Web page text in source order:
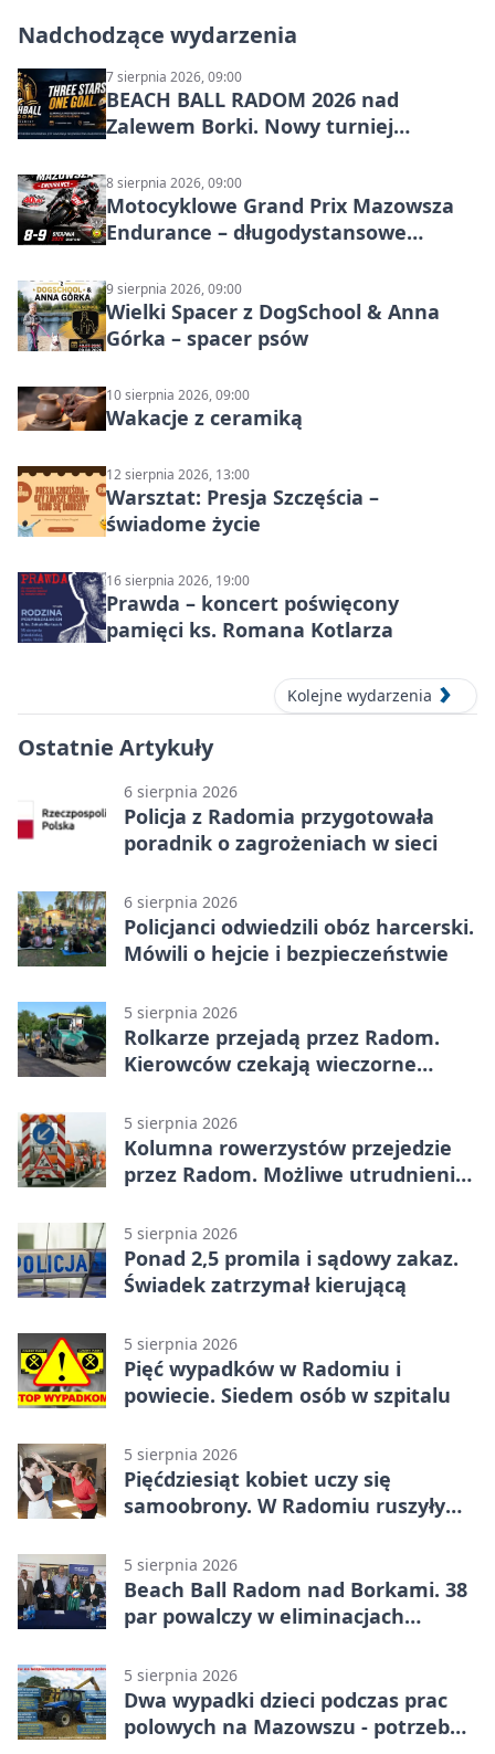
Nadchodzące wydarzenia
7 sierpnia 2026, 09:00
BEACH BALL RADOM 2026 nad
Zalewem Borki. Nowy turniej
8 sierpnia 2026, 09:00
Motocyklowe Grand Prix Mazowsza
Endurance – długodystansowe
9 sierpnia 2026, 09:00
Wielki Spacer z DogSchool & Anna
Górka – spacer psów
10 sierpnia 2026, 09:00
Wakacje z ceramiką
12 sierpnia 2026, 13:00
Warsztat: Presja Szczęścia –
świadome życie
16 sierpnia 2026, 19:00
Prawda – koncert poświęcony
pamięci ks. Romana Kotlarza
Kolejne wydarzenia
Ostatnie Artykuły
6 sierpnia 2026
Policja z Radomia przygotowała
poradnik o zagrożeniach w sieci
6 sierpnia 2026
Policjanci odwiedzili obóz harcerski.
Mówili o hejcie i bezpieczeństwie
5 sierpnia 2026
Rolkarze przejadą przez Radom.
Kierowców czekają wieczorne
5 sierpnia 2026
Kolumna rowerzystów przejedzie
przez Radom. Możliwe utrudnienia
5 sierpnia 2026
Ponad 2,5 promila i sądowy zakaz.
Świadek zatrzymał kierującą
5 sierpnia 2026
Pięć wypadków w Radomiu i
powiecie. Siedem osób w szpitalu
5 sierpnia 2026
Pięćdziesiąt kobiet uczy się
samoobrony. W Radomiu ruszyły
5 sierpnia 2026
Beach Ball Radom nad Borkami. 38
par powalczy w eliminacjach
5 sierpnia 2026
Dwa wypadki dzieci podczas prac
polowych na Mazowszu - potrzebna